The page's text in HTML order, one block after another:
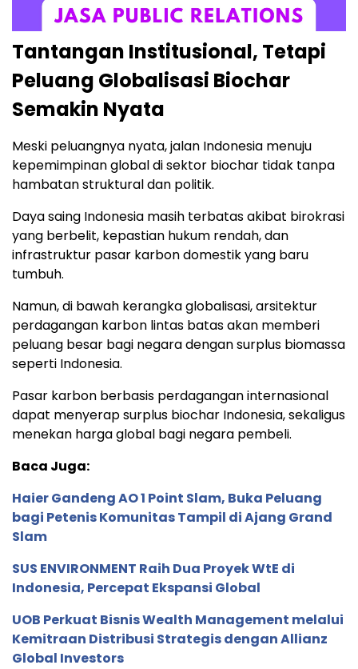
Tantangan Institusional, Tetapi
Peluang Globalisasi Biochar
Semakin Nyata
Meski peluangnya nyata, jalan Indonesia menuju
kepemimpinan global di sektor biochar tidak tanpa
hambatan struktural dan politik.
Daya saing Indonesia masih terbatas akibat birokrasi
yang berbelit, kepastian hukum rendah, dan
infrastruktur pasar karbon domestik yang baru
tumbuh.
Namun, di bawah kerangka globalisasi, arsitektur
perdagangan karbon lintas batas akan memberi
peluang besar bagi negara dengan surplus biomassa
seperti Indonesia.
Pasar karbon berbasis perdagangan internasional
dapat menyerap surplus biochar Indonesia, sekaligus
menekan harga global bagi negara pembeli.
Baca Juga:
Haier Gandeng AO 1 Point Slam, Buka Peluang
bagi Petenis Komunitas Tampil di Ajang Grand
Slam
SUS ENVIRONMENT Raih Dua Proyek WtE di
Indonesia, Percepat Ekspansi Global
UOB Perkuat Bisnis Wealth Management melalui
Kemitraan Distribusi Strategis dengan Allianz
Global Investors